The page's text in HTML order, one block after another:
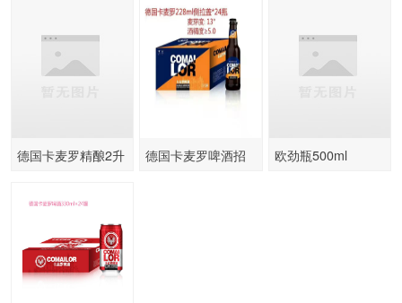
德国卡麦罗精酿2升
德国卡麦罗啤酒招
欧劲瓶500ml